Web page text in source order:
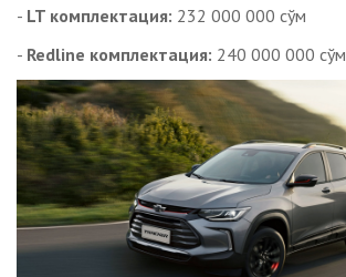
- LT комплектация: 232 000 000 сўм
- Redline комплектация: 240 000 000 сўм